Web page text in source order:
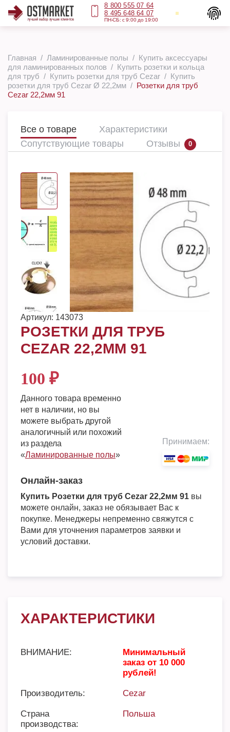
8 800 555 07 64
8 495 648 64 07
ПН-СБ: с 9:00 до 19:00
Главная Ламинированные полы
Купить аксессуары
для ламинированных полов
Купить розетки и кольца
для труб
Купить розетки для труб Cezar
Купить
розетки для труб Cezar Ø 22,2мм
Розетки для труб
Cezar 22,2мм 91
Все о товаре
Характеристики
Сопутствующие товары
Отзывы 0
Артикул: 143073
РОЗЕТКИ ДЛЯ ТРУБ
CEZAR 22,2ММ 91
100 ₽
Данного товара временно
нет в наличии, но вы
можете выбрать другой
аналогичный или похожий
из раздела
«Ламинированные полы»
Принимаем:
Онлайн-заказ
Купить Розетки для труб Cezar 22,2мм 91 вы
можете онлайн, заказ не обязывает Вас к
покупке. Менеджеры непременно свяжутся с
Вами для уточнения параметров заявки и
условий доставки.
ХАРАКТЕРИСТИКИ
ВНИМАНИЕ:
Минимальный
заказ от 10 000
рублей!
Производитель: Cezar
Страна
производства:
Польша